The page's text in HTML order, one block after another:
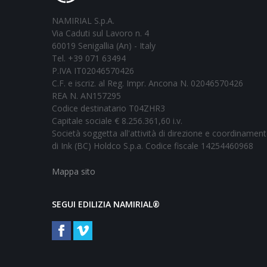
NAMIRIAL S.p.A.
Via Caduti sul Lavoro n. 4
60019 Senigallia (An) - Italy
Tel. +39 071 63494
P.IVA IT02046570426
C.F. e iscriz. al Reg. Impr. Ancona N. 02046570426
REA N. AN157295
Codice destinatario T04ZHR3
Capitale sociale € 8.256.361,60 i.v.
Società soggetta all'attività di direzione e
di Ink (BC) Holdco S.p.a. Codice fiscale 14254460968
Mappa sito
SEGUI EDILIZIA NAMIRIAL®